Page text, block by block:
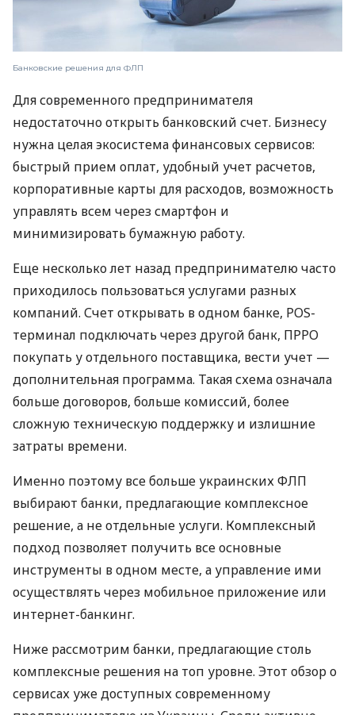
Банковские решения для ФЛП
Для современного предпринимателя
недостаточно открыть банковский счет. Бизнесу
нужна целая экосистема финансовых сервисов:
быстрый прием оплат, удобный учет расчетов,
корпоративные карты для расходов, возможность
управлять всем через смартфон и
минимизировать бумажную работу.
Еще несколько лет назад предпринимателю часто
приходилось пользоваться услугами разных
компаний. Счет открывать в одном банке, POS-
терминал подключать через другой банк, ПРРО
покупать у отдельного поставщика, вести учет —
дополнительная программа. Такая схема означала
больше договоров, больше комиссий, более
сложную техническую поддержку и излишние
затраты времени.
Именно поэтому все больше украинских ФЛП
выбирают банки, предлагающие комплексное
решение, а не отдельные услуги. Комплексный
подход позволяет получить все основные
инструменты в одном месте, а управление ими
осуществлять через мобильное приложение или
интернет-банкинг.
Ниже рассмотрим банки, предлагающие столь
комплексные решения на топ уровне. Этот обзор о
сервисах уже доступных современному